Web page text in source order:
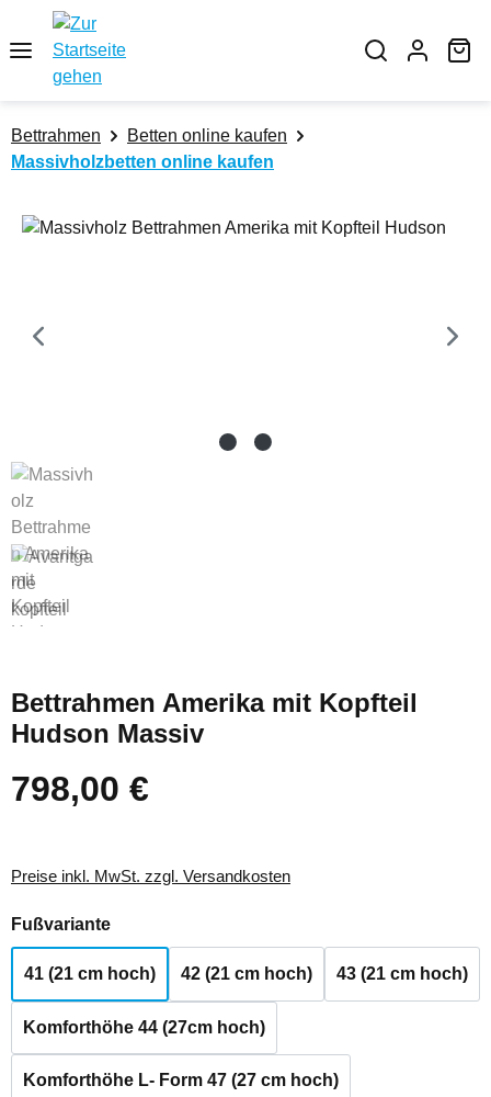
Zum Hauptinhalt springen
Bettrahmen
Betten online kaufen
Massivholzbetten online kaufen
Bildergalerie überspringen
Bettrahmen Amerika mit Kopfteil
Hudson Massiv
Regulärer Preis:
798,00 €
Preise inkl. MwSt. zzgl. Versandkosten
Fußvarianteauswählen
41 (21 cm hoch) 42 (21 cm hoch) 43 (21 cm hoch)
Komforthöhe 44 (27cm hoch)
Komforthöhe L- Form 47 (27 cm hoch)